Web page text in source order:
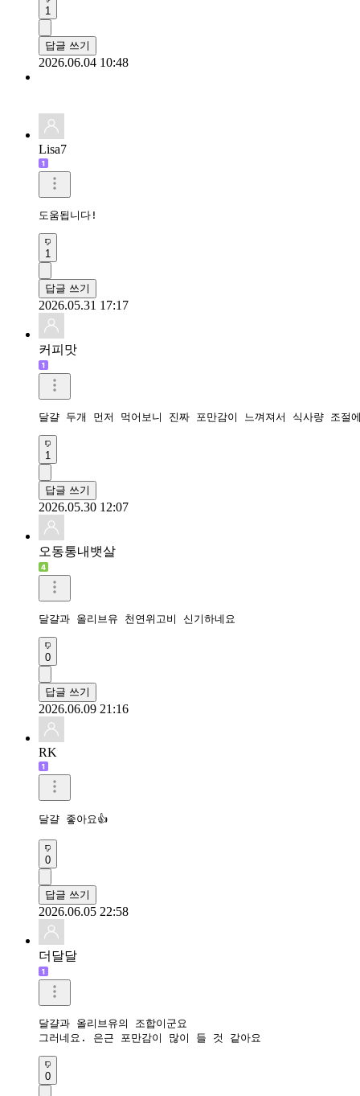
달걀 먹고 나면 확실히 포만감이 오래가긴 해서 아침에 활용해
2
정수기지안맘
달걀과 올리브유로 이런 효과가 있다니 좋네요.정보 감사합니
1
답글 쓰기
2026.06.04 10:48
Lisa7
도움됩니다!
1
답글 쓰기
2026.05.31 17:17
커피맛
달걀 두개 먼저 먹어보니 진짜 포만감이 느껴져서 식사량 조절
1
답글 쓰기
2026.05.30 12:07
오동통내뱃살
달걀과 올리브유 천연위고비 신기하네요
0
답글 쓰기
2026.06.09 21:16
RK